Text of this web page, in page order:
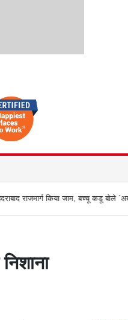
जाम, बच्चू कडू बोले `अब आर-पार की